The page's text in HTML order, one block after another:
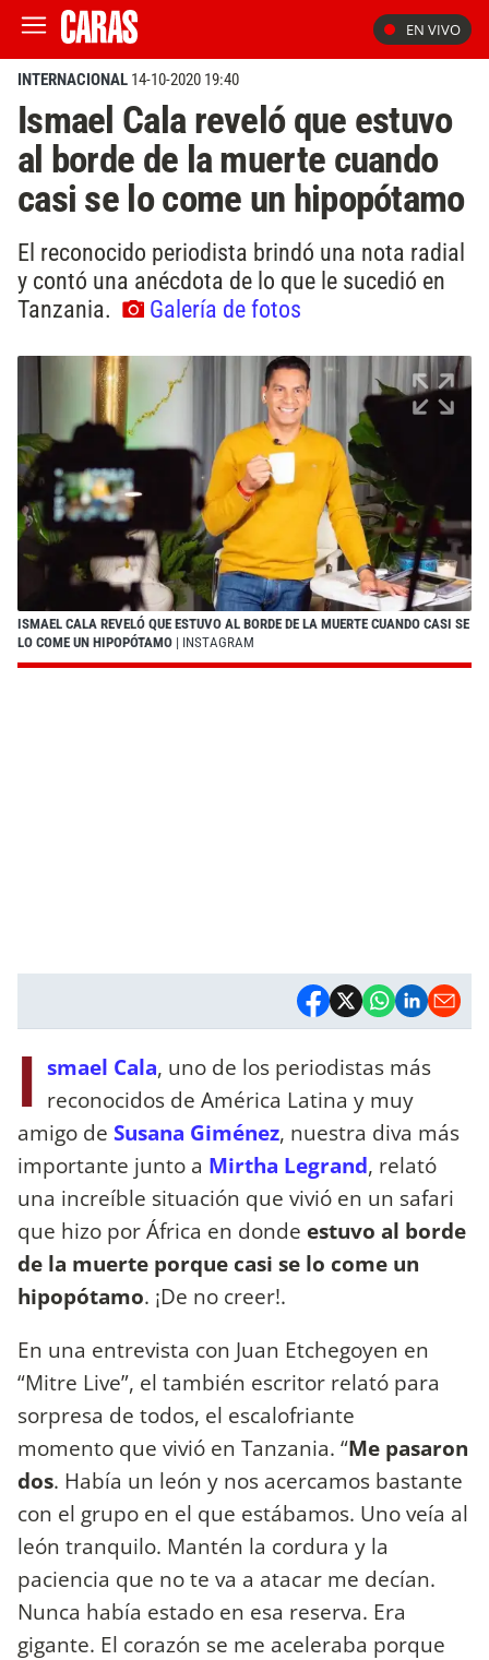
EN VIVO
INTERNACIONAL 14-10-2020 19:40
Ismael Cala reveló que estuvo
al borde de la muerte cuando
casi se lo come un hipopótamo
El reconocido periodista brindó una nota radial
y contó una anécdota de lo que le sucedió en
Tanzania.
Galería de fotos
ISMAEL CALA REVELÓ QUE ESTUVO AL BORDE DE LA MUERTE CUANDO CASI SE
LO COME UN HIPOPÓTAMO | INSTAGRAM
I smael Cala, uno de los periodistas más
reconocidos de América Latina y muy
amigo de Susana Giménez, nuestra diva más
importante junto a Mirtha Legrand, relató
una increíble situación que vivió en un safari
que hizo por África en donde estuvo al borde
de la muerte porque casi se lo come un
hipopótamo. ¡De no creer!.
En una entrevista con Juan Etchegoyen en
“Mitre Live”, el también escritor relató para
sorpresa de todos, el escalofriante
momento que vivió en Tanzania. “Me pasaron
dos. Había un león y nos acercamos bastante
con el grupo en el que estábamos. Uno veía al
león tranquilo. Mantén la cordura y la
paciencia que no te va a atacar me decían.
Nunca había estado en esa reserva. Era
gigante. El corazón se me aceleraba porque